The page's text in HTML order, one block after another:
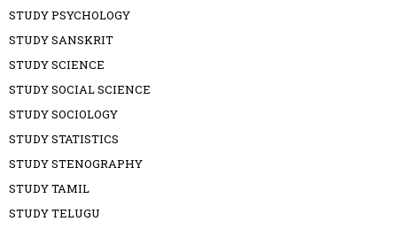
STUDY PSYCHOLOGY
STUDY SANSKRIT
STUDY SCIENCE
STUDY SOCIAL SCIENCE
STUDY SOCIOLOGY
STUDY STATISTICS
STUDY STENOGRAPHY
STUDY TAMIL
STUDY TELUGU